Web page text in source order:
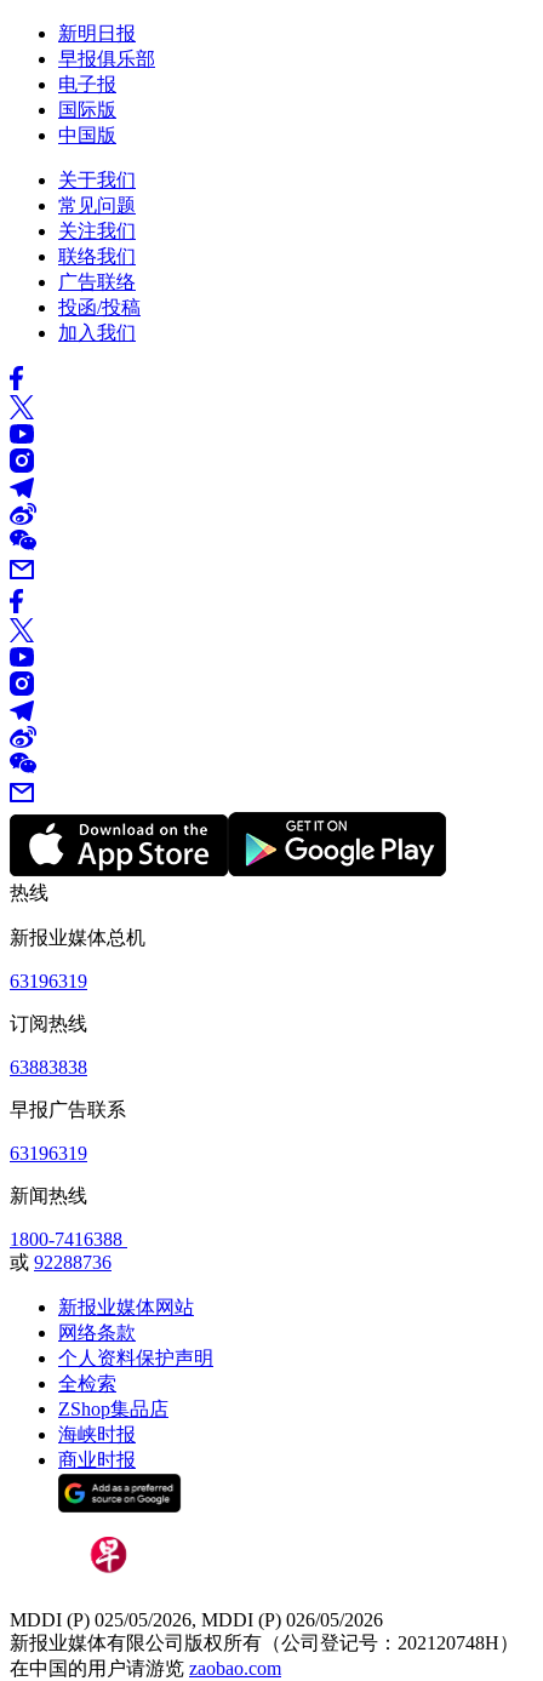
新明日报
早报俱乐部
电子报
国际版
中国版
关于我们
常见问题
关注我们
联络我们
广告联络
投函/投稿
加入我们
热线
新报业媒体总机
63196319
订阅热线
63883838
早报广告联系
63196319
新闻热线
1800-7416388
或 92288736
新报业媒体网站
网络条款
个人资料保护声明
全检索
ZShop集品店
海峡时报
商业时报
MDDI (P) 025/05/2026, MDDI (P) 026/05/2026
新报业媒体有限公司版权所有（公司登记号：202120748H）
在中国的用户请游览 zaobao.com